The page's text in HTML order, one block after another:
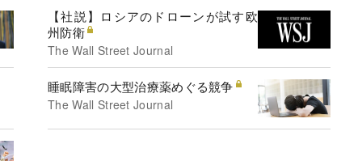
【社説】ロシアのドローンが試す欧
州防衛
The Wall Street Journal
睡眠障害の大型治療薬めぐる競争
The Wall Street Journal